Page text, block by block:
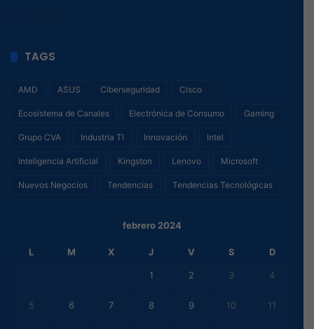
TAGS
AMD ASUS Ciberseguridad Cisco
Ecosistema de Canales Electrónica de Consumo Gaming
Grupo CVA Industria TI Innovación Intel
Inteligencia Artificial Kingston Lenovo Microsoft
Nuevos Negocios Tendencias Tendencias Tecnológicas
febrero 2024
L M X J V S D
1 2 3 4
5 6 7 8 9 10 11